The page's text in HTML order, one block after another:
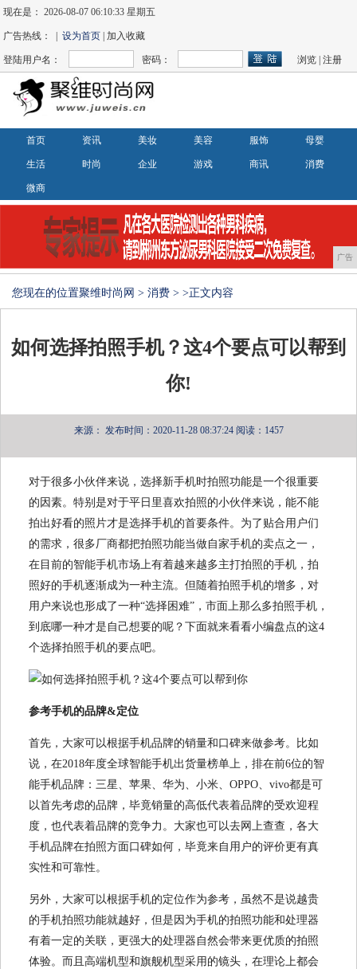
现在是：2026-08-07 06:10:33 星期五
广告热线： |设为首页 | 加入收藏
登陆用户名： 密码： 浏览 |注册
首页 资讯 美妆 美容 服饰 母婴
生活 时尚 企业 游戏 商讯 消费
微商
广告
您现在的位置聚维时尚网 > 消费 > >正文内容
如何选择拍照手机？这4个要点可以帮到
你!
来源： 发布时间：2020-11-28 08:37:24 阅读：1457
对于很多小伙伴来说，选择新手机时拍照功能是一个很重要
的因素。特别是对于平日里喜欢拍照的小伙伴来说，能不能
拍出好看的照片才是选择手机的首要条件。为了贴合用户们
的需求，很多厂商都把拍照功能当做自家手机的卖点之一，
在目前的智能手机市场上有着越来越多主打拍照的手机，拍
照好的手机逐渐成为一种主流。但随着拍照手机的增多，对
用户来说也形成了一种“选择困难”，市面上那么多拍照手机，
到底哪一种才是自己想要的呢？下面就来看看小编盘点的这4
个选择拍照手机的要点吧。
参考手机的品牌&定位
首先，大家可以根据手机品牌的销量和口碑来做参考。比如
说，在2018年度全球智能手机出货量榜单上，排在前6位的智
能手机品牌：三星、苹果、华为、小米、OPPO、vivo都是可
以首先考虑的品牌，毕竟销量的高低代表着品牌的受欢迎程
度，也代表着品牌的竞争力。大家也可以去网上查查，各大
手机品牌在拍照方面口碑如何，毕竟来自用户的评价更有真
实性和可靠性。
另外，大家可以根据手机的定位作为参考，虽然不是说越贵
的手机拍照功能就越好，但是因为手机的拍照功能和处理器
有着一定的关联，更强大的处理器自然会带来更优质的拍照
体验。而且高端机型和旗舰机型采用的镜头，在理论上都会